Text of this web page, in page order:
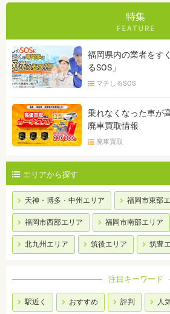
特集
福岡県内の業者をす
るSOS」
マチしるSOS
乗れなくなった車が
廃車買取情報
廃車買取
エリアから探す
天神・博多・中州エリア 福岡市東部
福岡市西部エリア 福岡市南部エリア
北九州エリア 筑後エリア 筑豊
注目キーワード
駅近く おすすめ 評判 人